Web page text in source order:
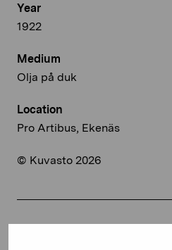
Year
1922
Medium
Olja på duk
Location
Pro Artibus, Ekenäs
© Kuvasto 2026